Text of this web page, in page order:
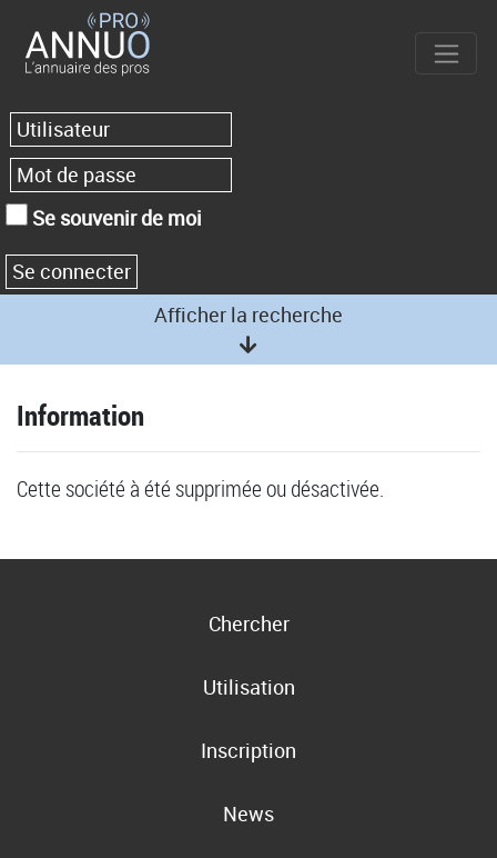
Se souvenir de moi
Afficher la recherche
Information
Cette société à été supprimée ou désactivée.
Chercher
Utilisation
Inscription
News